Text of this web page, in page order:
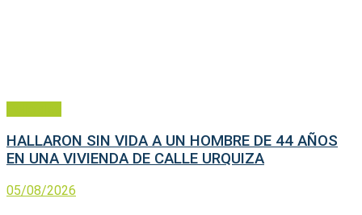
HALLARON SIN VIDA A UN HOMBRE DE 44 AÑOS
EN UNA VIVIENDA DE CALLE URQUIZA
05/08/2026